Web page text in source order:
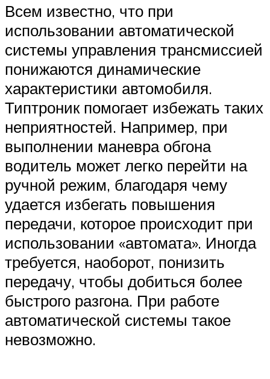
Всем известно, что при
использовании автоматической
системы управления трансмиссией
понижаются динамические
характеристики автомобиля.
Типтроник помогает избежать таких
неприятностей. Например, при
выполнении маневра обгона
водитель может легко перейти на
ручной режим, благодаря чему
удается избегать повышения
передачи, которое происходит при
использовании «автомата». Иногда
требуется, наоборот, понизить
передачу, чтобы добиться более
быстрого разгона. При работе
автоматической системы такое
невозможно.